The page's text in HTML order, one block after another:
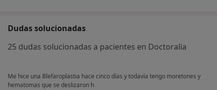
Dudas solucionadas
25 dudas solucionadas a pacientes en Doctoralia
Me hice una Blefaroplastia hace cinco días y todavía tengo moretones y
hematomas que se deslizaron h